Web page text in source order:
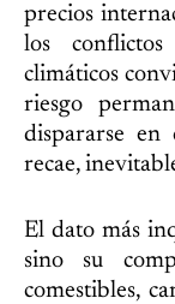
precios
los
climáticos
riesgo
dispararse en
recae,
El dato más
sino su
comestibles,